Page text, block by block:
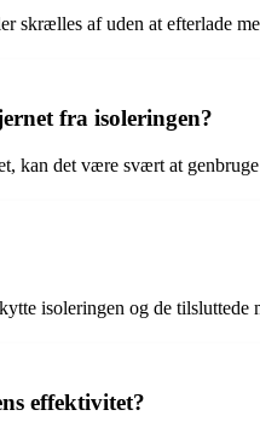
skrælles af uden at efterlade
fra isoleringen?
kan det være svært at
isoleringen og de
effektivitet?